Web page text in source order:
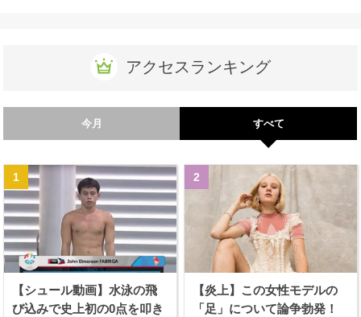
アクセスランキング
今月 すべて
【シュール動画】水泳の飛
び込みで史上初の0点を叩き
【炎上】この女性モデルの
「足」について論争勃発！